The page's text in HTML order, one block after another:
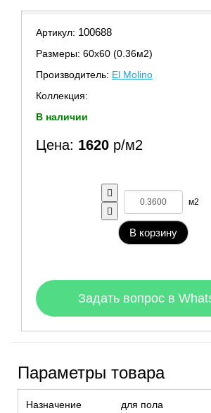
Артикул: 100688
Размеры: 60х60 (0.36м2)
Производитель: El Molino
Коллекция:
В наличии
Цена: 1620 р/м2
м2
В корзину
Задать вопрос в
Параметры товара
Назначение для пола